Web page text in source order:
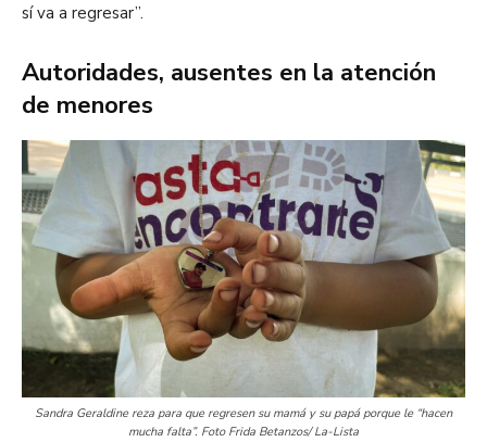
sí va a regresar”.
Autoridades, ausentes en la atención
de menores
Sandra Geraldine reza para que regresen su mamá y su papá porque le “hacen
mucha falta”. Foto Frida Betanzos/ La-Lista